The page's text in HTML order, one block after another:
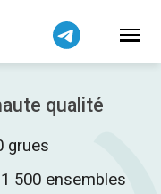
qualité
grues
500 ensembles